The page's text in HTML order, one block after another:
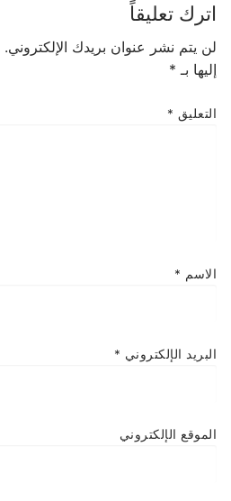
اترك تعليقاً
لن يتم نشر عنوان بريدك الإلكتروني.
إليها بـ *
التعليق *
الاسم *
البريد الإلكتروني *
الموقع الإلكتروني